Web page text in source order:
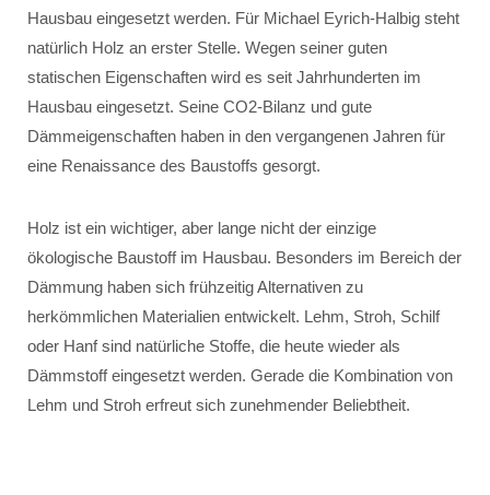
Hausbau eingesetzt werden. Für Michael Eyrich-Halbig steht
natürlich Holz an erster Stelle. Wegen seiner guten
statischen Eigenschaften wird es seit Jahrhunderten im
Hausbau eingesetzt. Seine CO2-Bilanz und gute
Dämmeigenschaften haben in den vergangenen Jahren für
eine Renaissance des Baustoffs gesorgt.
Holz ist ein wichtiger, aber lange nicht der einzige
ökologische Baustoff im Hausbau. Besonders im Bereich der
Dämmung haben sich frühzeitig Alternativen zu
herkömmlichen Materialien entwickelt. Lehm, Stroh, Schilf
oder Hanf sind natürliche Stoffe, die heute wieder als
Dämmstoff eingesetzt werden. Gerade die Kombination von
Lehm und Stroh erfreut sich zunehmender Beliebtheit.